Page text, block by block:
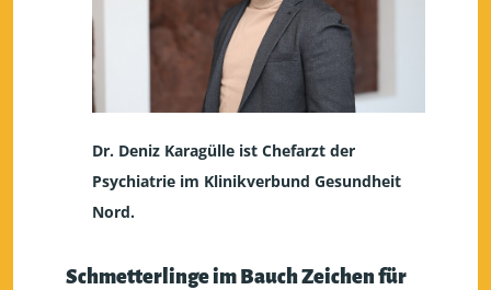
Dr. Deniz Karagülle ist Chefarzt der
Psychiatrie im Klinikverbund Gesundheit
Nord.
Schmetterlinge im Bauch Zeichen für